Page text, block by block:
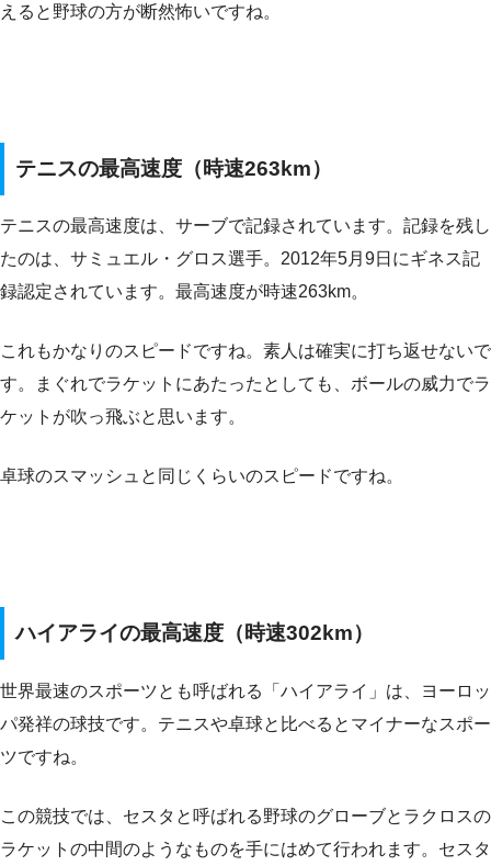
えると野球の方が断然怖いですね。
テニスの最高速度（時速263km）
テニスの最高速度は、サーブで記録されています。記録を残し
たのは、サミュエル・グロス選手。2012年5月9日にギネス記
録認定されています。最高速度が時速263km。
これもかなりのスピードですね。素人は確実に打ち返せないで
す。まぐれでラケットにあたったとしても、ボールの威力でラ
ケットが吹っ飛ぶと思います。
卓球のスマッシュと同じくらいのスピードですね。
ハイアライの最高速度（時速302km）
世界最速のスポーツとも呼ばれる「ハイアライ」は、ヨーロッ
パ発祥の球技です。テニスや卓球と比べるとマイナーなスポー
ツですね。
この競技では、セスタと呼ばれる野球のグローブとラクロスの
ラケットの中間のようなものを手にはめて行われます。セスタ